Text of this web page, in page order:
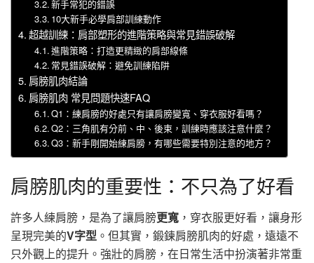
新手常犯的錯誤
10大新手必學肩部訓練動作
超越訓練：肩部塑形的進階策略與常見錯誤破解
進階策略：打造更精緻的肩部線條
常見錯誤破解：避免訓練陷阱
肩膀肌肉結論
肩膀肌肉 常見問題快速FAQ
Q1：練肩膀的好處只有讓肩膀變寬、穿衣服好看嗎？
Q2：三角肌有分前、中、後束，訓練時應該注意什麼？
Q3：新手剛開始練肩膀，有哪些需要特別注意的地方？
肩膀肌肉的重要性：不只為了好看
許多人練肩膀，是為了讓肩膀更寬 ，穿衣服更好看，讓身形
呈現完美的V字型 。但其實，鍛鍊肩膀肌肉的好處，遠遠不
只外觀上的提升。強壯的肩膀，在日常生活中扮演著非常重